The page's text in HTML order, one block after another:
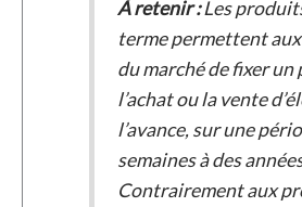
À retenir :Les
terme permettent
du marché de fixer
l’achat ou la vente
l’avance, sur une
semaines à des
Contrairement aux